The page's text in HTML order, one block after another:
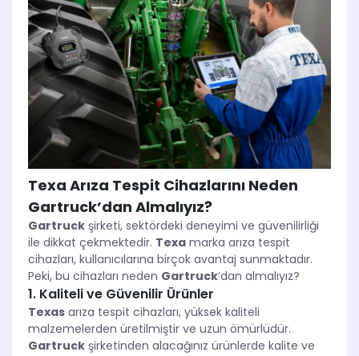
Texa Arıza Tespit Cihazlarını Neden
Gartruck’dan Almalıyız?
Gartruck şirketi, sektördeki deneyimi ve güvenilirliği
ile dikkat çekmektedir. Texa marka arıza tespit
cihazları, kullanıcılarına birçok avantaj sunmaktadır.
Peki, bu cihazları neden Gartruck‘dan almalıyız?
1. Kaliteli ve Güvenilir Ürünler
Texas arıza tespit cihazları, yüksek kaliteli
malzemelerden üretilmiştir ve uzun ömürlüdür.
Gartruck şirketinden alacağınız ürünlerde kalite ve